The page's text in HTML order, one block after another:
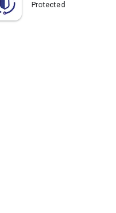
Protected